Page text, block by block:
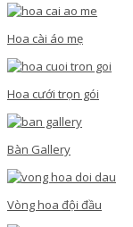
Hoa cài áo mẹ
Hoa cưới trọn gói
Bàn Gallery
Vòng hoa đội đầu